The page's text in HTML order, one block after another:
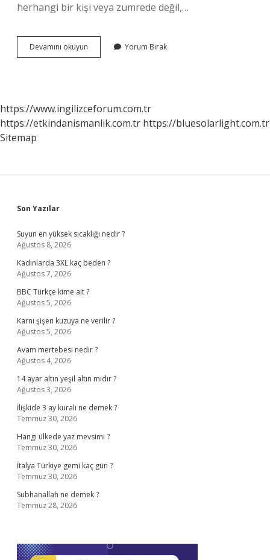
herhangi bir kişi veya zümrede değil,…
Devamını okuyun Atatürkçü
Düşünce
Yorum Bırak
https://www.ingilizceforum.com.tr
https://etkindanismanlik.com.tr https://bluesolarlight.com.tr
Sitemap
Sidebar
Son Yazılar
Suyun en yüksek sıcaklığı nedir ?
Ağustos 8, 2026
Kadınlarda 3XL kaç beden ?
Ağustos 7, 2026
BBC Türkçe kime ait ?
Ağustos 5, 2026
Karnı şişen kuzuya ne verilir ?
Ağustos 5, 2026
Avam mertebesi nedir ?
Ağustos 4, 2026
14 ayar altın yeşil altın mıdır ?
Ağustos 3, 2026
İlişkide 3 ay kuralı ne demek ?
Temmuz 30, 2026
Hangi ülkede yaz mevsimi ?
Temmuz 30, 2026
İtalya Türkiye gemi kaç gün ?
Temmuz 30, 2026
Subhanallah ne demek ?
Temmuz 28, 2026